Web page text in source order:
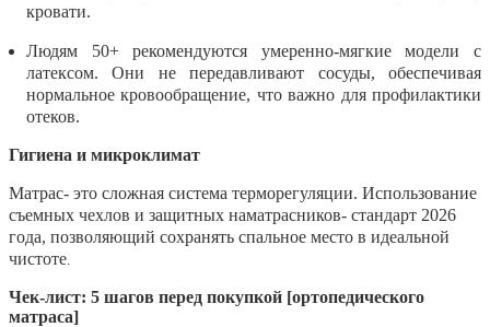
кровати.
Людям 50+рекомендуются умеренно-мягкие модели с
латексом. Они не передавливают сосуды, обеспечивая
нормальное кровообращение, что важно для профилактики
отеков.
Гигиена и микроклимат
Матрас- это сложная система терморегуляции. Использование
съемных чехлов и защитных наматрасников- стандарт 2026
года, позволяющий сохранять спальное место в идеальной
чистоте.
Чек-лист: 5 шагов перед покупкой [ортопедического
матраса]